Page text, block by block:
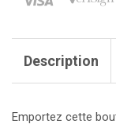
Description
Emportez cette